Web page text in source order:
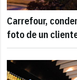
Carrefour,
foto de un